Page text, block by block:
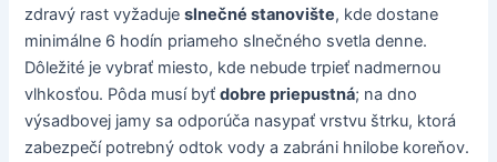
zdravý rast vyžadujeslnečné stanovište, kde dostane
minimálne 6 hodín priameho slnečného svetla denne.
Dôležité je vybrať miesto, kde nebude trpieť nadmernou
vlhkosťou. Pôda musí byťdobre priepustná; na dno
výsadbovej jamy sa odporúča nasypať vrstvu štrku, ktorá
zabezpečí potrebný odtok vody a zabráni hnilobe koreňov.